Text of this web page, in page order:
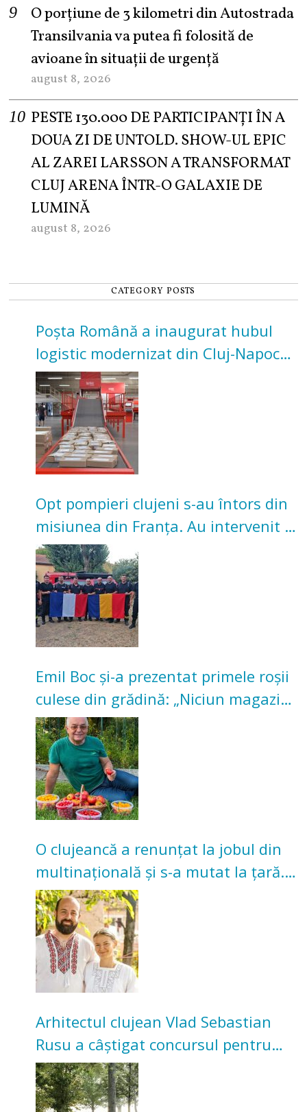
O porțiune de 3 kilometri din Autostrada
Transilvania va putea fi folosită de
avioane în situații de urgență
august 8, 2026
PESTE 130.000 DE PARTICIPANȚI ÎN A
DOUA ZI DE UNTOLD. SHOW-UL EPIC
AL ZAREI LARSSON A TRANSFORMAT
CLUJ ARENA ÎNTR-O GALAXIE DE
LUMINĂ
august 8, 2026
CATEGORY POSTS
Poșta Română a inaugurat hubul
logistic modernizat din Cluj-Napoca.
Investiție de 3 milioane de euro
Opt pompieri clujeni s-au întors din
misiunea din Franța. Au intervenit la
incendii de vegetație și pădure
Emil Boc și-a prezentat primele roșii
culese din grădină: „Niciun magazin
nu poate oferi această satisfacție”
O clujeancă a renunțat la jobul din
multinațională și s-a mutat la țară.
Acum cultivă legume în grădina
bunicilor
Arhitectul clujean Vlad Sebastian
Rusu a câștigat concursul pentru
transformarea Grădinii Casei
Universitarilor